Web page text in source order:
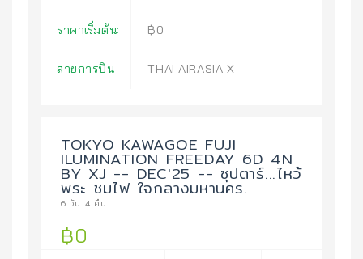
ราคาเริ่มต้น: ฿0
สายการบิน THAI AIRASIA X
TOKYO KAWAGOE FUJI
ILUMINATION FREEDAY 6D 4N
BY XJ -- DEC'25 -- ซุปตาร์...ไหว้
พระ ชมไฟ ใจกลางมหานคร.
6 วัน 4 คืน
฿0